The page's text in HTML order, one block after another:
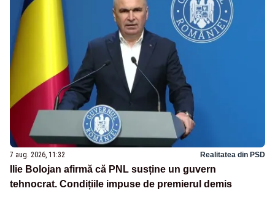
7 aug. 2026, 11:32 Realitatea din PSD
Ilie Bolojan afirmă că PNL susține un guvern
tehnocrat. Condițiile impuse de premierul demis